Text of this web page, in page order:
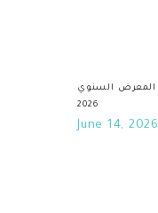
المعرض السنوي
2026
June 14, 2026